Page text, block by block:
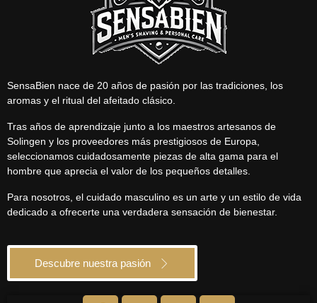
SensaBien nace de 20 años de pasión por las tradiciones, los
aromas y el ritual del afeitado clásico.
Tras años de aprendizaje junto a los maestros artesanos de
Solingen y los proveedores más prestigiosos de Europa,
seleccionamos cuidadosamente piezas de alta gama para el
hombre que aprecia el valor de los pequeños detalles.
Para nosotros, el cuidado masculino es un arte y un estilo de vida
dedicado a ofrecerte una verdadera sensación de bienestar.
Descubre nuestra pasión